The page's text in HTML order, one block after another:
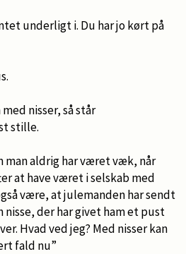
underligt i. Du har jo kørt på
nisser, så står
stille.
man aldrig har været væk, når
at have været i selskab med
være, at julemanden har sendt
nisse, der har givet ham et pust
Hvad ved jeg? Med nisser kan
fald nu”